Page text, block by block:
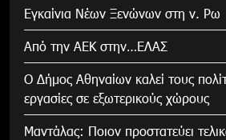
Εγκαίνια Νέων Ξενώνων στη ν. Ρω
Από την ΑΕΚ στην…ΕΛΑΣ
Ο Δήμος Αθηναίων καλεί τους
εργασίες σε εξωτερικούς χώρους
Μαντάλας: Ποιον προστατεύει